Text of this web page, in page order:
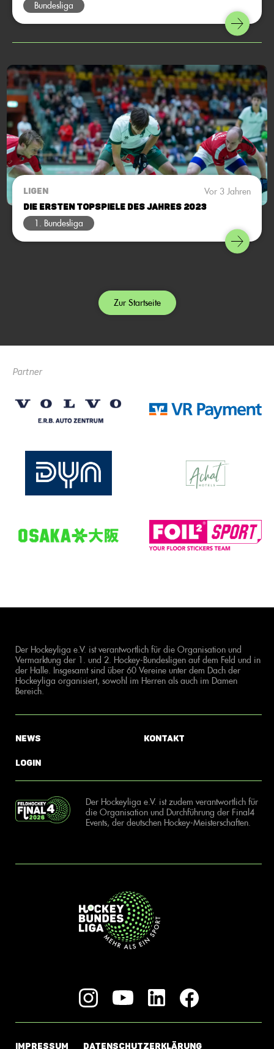
dem Ziel mal wieder zu punkten. Bei den Herren fährt
die Mannschaft vom Club an der Alster zum direkten
Konkurrenten in der Tabelle: den Herren des Berliner
HC. Hier kommt die Bundesliga-Vorschau auf das
Bundesliga
LIGEN Vor 3 Jahren
Die ersten Topspiele des Jahres 2023
1. Bundesliga
Zur Startseite
Partner
Der Hockeyliga e.V. ist verantwortlich für die Organisation und
Vermarktung der 1. und 2. Hockey-Bundesligen auf dem Feld und in
der Halle. Insgesamt sind über 60 Vereine unter dem Dach der
Hockeyliga organisiert, sowohl im Herren als auch im Damen
Bereich.
News
Login
Kontakt
Der Hockeyliga e.V. ist zudem verantwortlich für
die Organisation und Durchführung der Final4
Events, der deutschen Hockey-Meisterschaften.
IMPRESSUM DATENSCHUTZERKLÄRUNG